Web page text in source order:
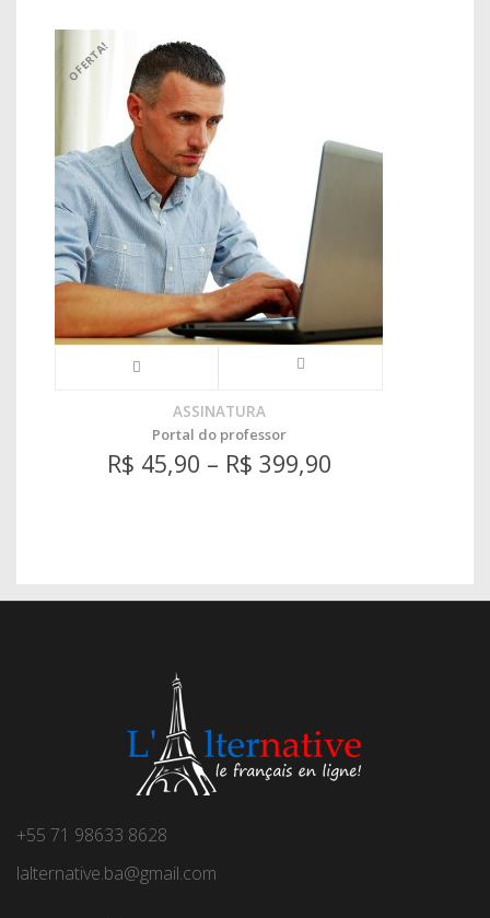
OFERTA!
ASSINATURA
Portal do professor
R$ 45,90 – R$ 399,90
+55 71 98633 8628
lalternative.ba@gmail.com